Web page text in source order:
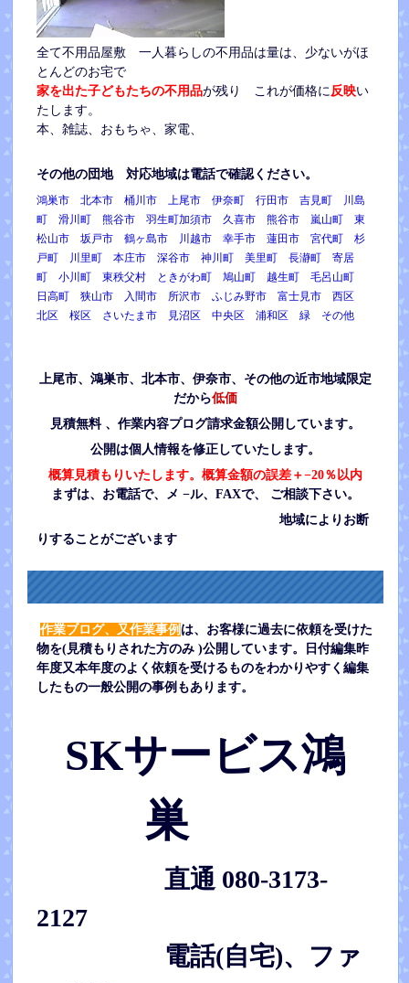
全て不用品屋敷 一人暮らしの不用品は量は、少ないがほ
とんどのお宅で
家を出た子どもたちの不用品が残り これが価格に反映い
たします。
本、雑誌、おもちゃ、家電、
その他の団地 対応地域は電話で確認ください。
鴻巣市 北本市 桶川市 上尾市 伊奈町 行田市 吉見町 川島
町 滑川町 熊谷市 羽生町加須市 久喜市 熊谷市 嵐山町 東
松山市 坂戸市 鶴ヶ島市 川越市 幸手市 蓮田市 宮代町 杉
戸町 川里町 本庄市 深谷市 神川町 美里町 長瀞町 寄居
町 小川町 東秩父村 ときがわ町 鳩山町 越生町 毛呂山町
日高町 狭山市 入間市 所沢市 ふじみ野市 富士見市 西区
北区 桜区 さいたま市 見沼区 中央区 浦和区 緑 その他
上尾市、鴻巣市、北本市、伊奈市、その他の近市地域限定
だから低価
見積無料 、作業内容プログ請求金額公開しています。
公開は個人情報を修正していたします。
概算見積もりいたします。概算金額の誤差＋−20％以内
まずは、お電話で、メ −ル、FAXで、 ご相談下さい。
地域によりお断
りすることがございます
作業ブログ、又作業事例 は、お客様に過去に依頼を受けた
物を(見積もりされた方のみ )公開しています。日付編集昨
年度又本年度のよく依頼を受けるものをわかりやすく編集
したもの一般公開の事例もあります。
SKサービス鴻
巣
直通 080-3173-
2127
電話(自宅)、ファ